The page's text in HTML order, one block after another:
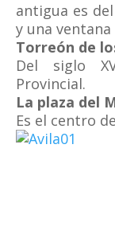
antigua es
y una
Torreón de
Del siglo
Provincial.
La plaza del
Es el centro